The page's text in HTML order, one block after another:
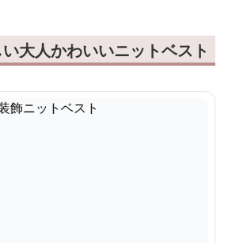
大人かわいいニットベスト